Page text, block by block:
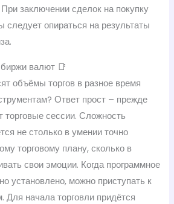
заключении сделок на покупку
опираться на результаты
валют 📑
объёмы торгов в разное время
Ответ прост – прежде
торговые сессии. Сложность
не столько в умении точно
торговому плану, сколько в
свои эмоции. Когда программное
установлено, можно приступать к
Для начала торговли придётся